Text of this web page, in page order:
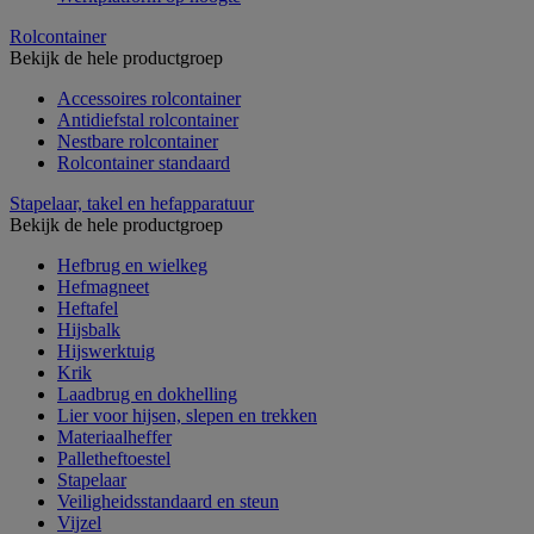
Rolcontainer
Bekijk de hele productgroep
Accessoires rolcontainer
Antidiefstal rolcontainer
Nestbare rolcontainer
Rolcontainer standaard
Stapelaar, takel en hefapparatuur
Bekijk de hele productgroep
Hefbrug en wielkeg
Hefmagneet
Heftafel
Hijsbalk
Hijswerktuig
Krik
Laadbrug en dokhelling
Lier voor hijsen, slepen en trekken
Materiaalheffer
Palletheftoestel
Stapelaar
Veiligheidsstandaard en steun
Vijzel